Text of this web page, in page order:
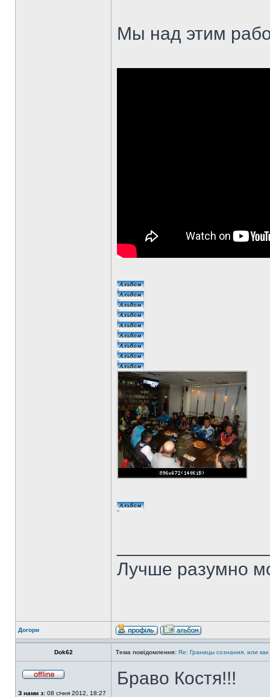
Мы над этим
Лучше разумно
Догори
Dok62 Тема повідомлення: Re: Границы сознания, или как
З нами з: 08 січня 2012, 18:27
Браво Костя!!!